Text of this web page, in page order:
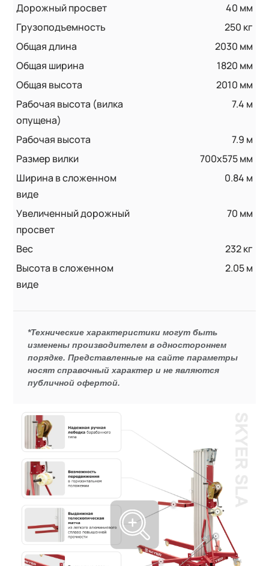
Дорожный просвет
40 мм
Грузоподъемность
250 кг
Общая длина
2030 мм
Общая ширина
1820 мм
Общая высота
2010 мм
Рабочая высота (вилка
опущена)
7.4 м
Рабочая высота
7.9 м
Размер вилки
700x575 мм
Ширина в сложенном
виде
0.84 м
Увеличенный дорожный
просвет
70 мм
Вес
232 кг
Высота в сложенном
виде
2.05 м
*Технические характеристики могут быть
изменены производителем в одностороннем
порядке. Представленные на сайте параметры
носят справочный характер и не являются
публичной офертой.